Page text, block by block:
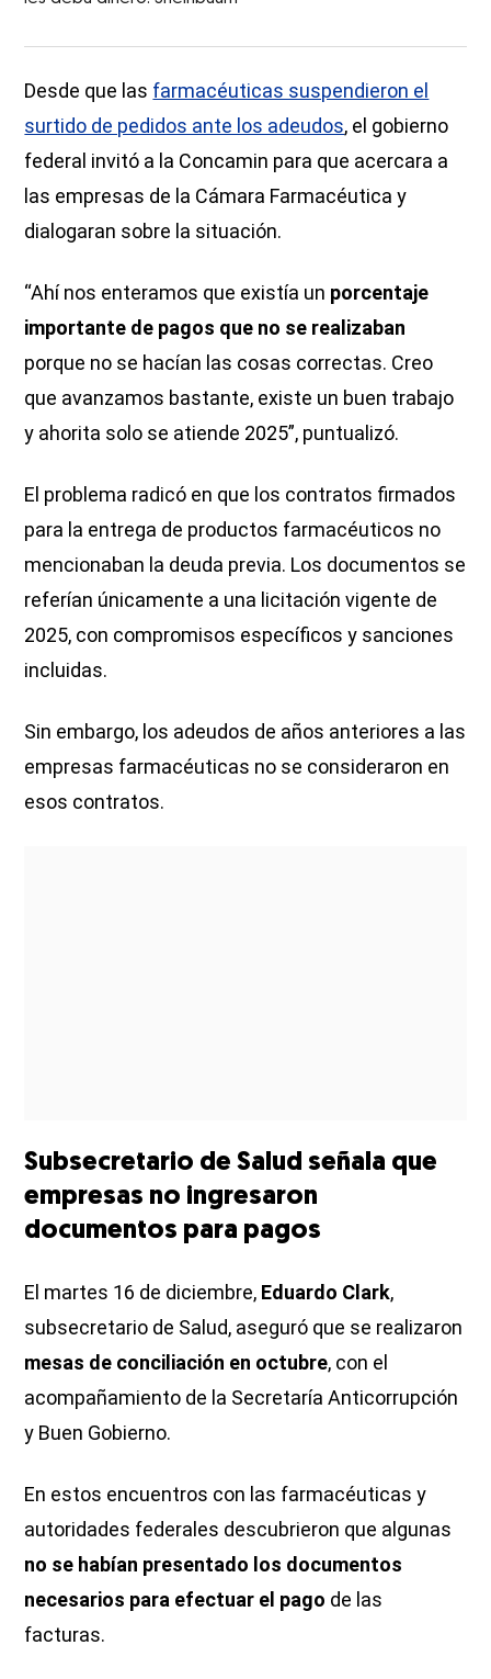
Desde que las farmacéuticas suspendieron el
surtido de pedidos ante los adeudos, el gobierno
federal invitó a la Concamin para que acercara a
las empresas de la Cámara Farmacéutica y
dialogaran sobre la situación.
“Ahí nos enteramos que existía un porcentaje
importante de pagos que no se realizaban
porque no se hacían las cosas correctas. Creo
que avanzamos bastante, existe un buen trabajo
y ahorita solo se atiende 2025”, puntualizó.
El problema radicó en que los contratos firmados
para la entrega de productos farmacéuticos no
mencionaban la deuda previa. Los documentos se
referían únicamente a una licitación vigente de
2025, con compromisos específicos y sanciones
incluidas.
Sin embargo, los adeudos de años anteriores a las
empresas farmacéuticas no se consideraron en
esos contratos.
Subsecretario de Salud señala que
empresas no ingresaron
documentos para pagos
El martes 16 de diciembre, Eduardo Clark,
subsecretario de Salud, aseguró que se realizaron
mesas de conciliación en octubre, con el
acompañamiento de la Secretaría Anticorrupción
y Buen Gobierno.
En estos encuentros con las farmacéuticas y
autoridades federales descubrieron que algunas
no se habían presentado los documentos
necesarios para efectuar el pago de las
facturas.